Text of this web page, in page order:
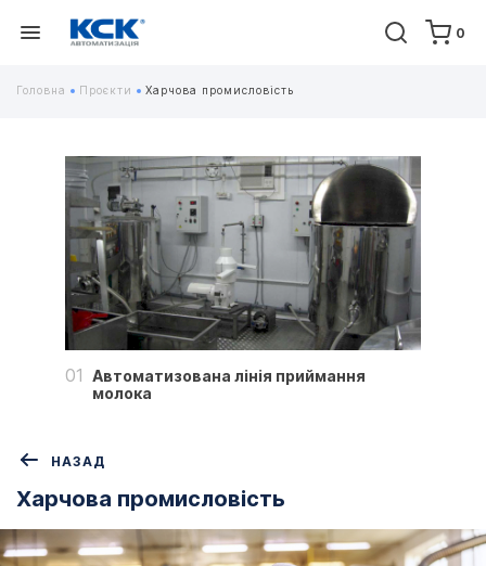
0
Головна Проєкти Харчова промисловість
01 Автоматизована лінія приймання
молока
НАЗАД
Харчова промисловість